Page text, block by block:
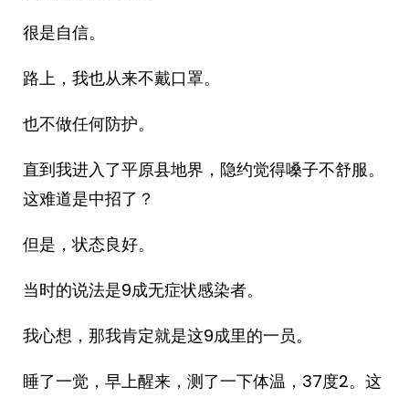
很是自信。
路上，我也从来不戴口罩。
也不做任何防护。
直到我进入了平原县地界，隐约觉得嗓子不舒服。
这难道是中招了？
但是，状态良好。
当时的说法是9成无症状感染者。
我心想，那我肯定就是这9成里的一员。
睡了一觉，早上醒来，测了一下体温，37度2。这